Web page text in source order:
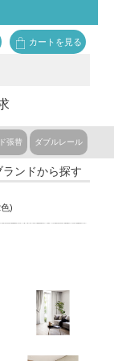
カートを見る
張替 ダブルレール
ランドから探す
)